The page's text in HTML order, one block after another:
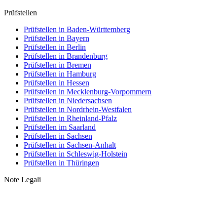
Prüfstellen
Prüfstellen in Baden-Württemberg
Prüfstellen in Bayern
Prüfstellen in Berlin
Prüfstellen in Brandenburg
Prüfstellen in Bremen
Prüfstellen in Hamburg
Prüfstellen in Hessen
Prüfstellen in Mecklenburg-Vorpommern
Prüfstellen in Niedersachsen
Prüfstellen in Nordrhein-Westfalen
Prüfstellen in Rheinland-Pfalz
Prüfstellen im Saarland
Prüfstellen in Sachsen
Prüfstellen in Sachsen-Anhalt
Prüfstellen in Schleswig-Holstein
Prüfstellen in Thüringen
Note Legali